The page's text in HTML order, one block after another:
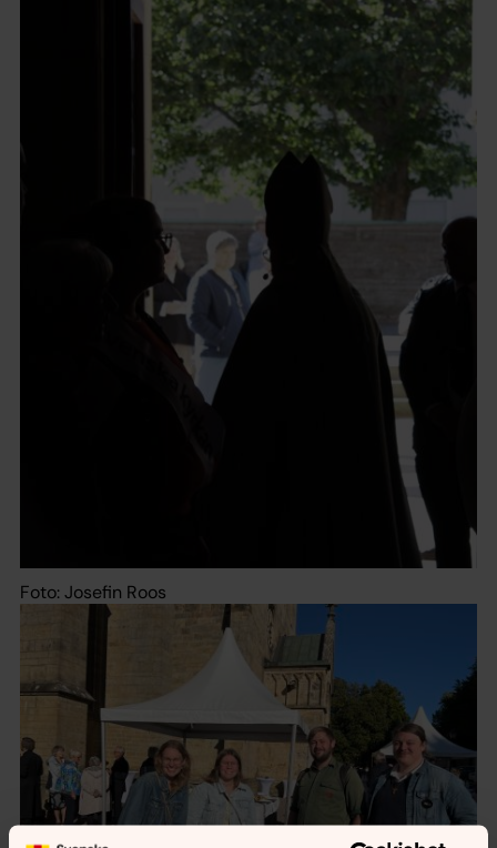
Foto: Josefin Roos